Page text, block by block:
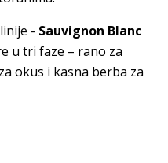
- Sauvignon Blanc
u tri faze – rano za
okus i kasna berba za